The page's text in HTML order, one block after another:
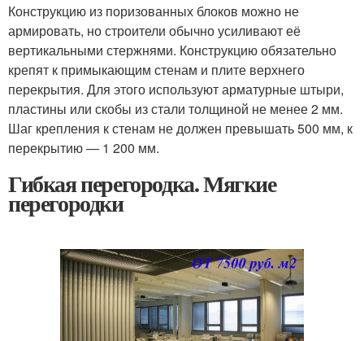
Конструкцию из поризованных блоков можно не
армировать, но строители обычно усиливают её
вертикальными стержнями. Конструкцию обязательно
крепят к примыкающим стенам и плите верхнего
перекрытия. Для этого используют арматурные штыри,
пластины или скобы из стали толщиной не менее 2 мм.
Шаг крепления к стенам не должен превышать 500 мм, к
перекрытию — 1 200 мм.
Гибкая перегородка. Мягкие
перегородки